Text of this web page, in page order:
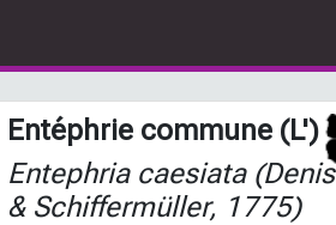
Entéphrie commune (L')
Entephria caesiata(Denis
& Schiffermüller, 1775)